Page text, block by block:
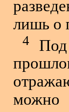
лишь о
4
Под
можно